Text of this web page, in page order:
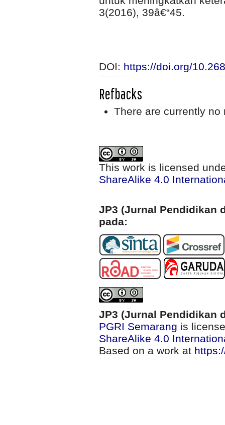
3(2016), 39â€“45.
DOI: https://doi.org/
Refbacks
There are currently no
This work is licensed
ShareAlike 4.0
JP3 (Jurnal Pendidikan
pada:
JP3 (Jurnal Pendidikan
PGRI Semarang is
ShareAlike 4.0
Based on a work at